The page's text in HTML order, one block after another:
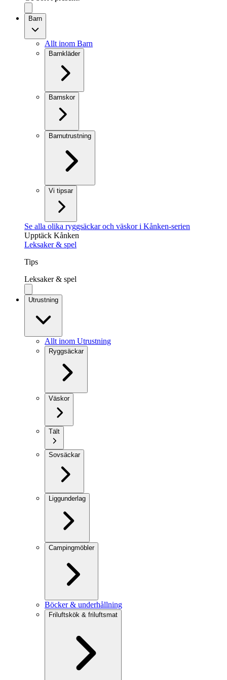
Barn
Allt inom Barn
Barnkläder
Barnskor
Barnutrustning
Vi tipsar
Se alla olika ryggsäckar och väskor i Kånken-serien
Upptäck Kånken
Leksaker & spel
Tips
Leksaker & spel
Utrustning
Allt inom Utrustning
Ryggsäckar
Väskor
Tält
Sovsäckar
Liggunderlag
Campingmöbler
Böcker & underhållning
Friluftskök & friluftsmat